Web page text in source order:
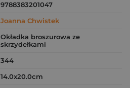
9788383201047
Joanna Chwistek
Okładka broszurowa ze
skrzydełkami
344
14.0x20.0cm